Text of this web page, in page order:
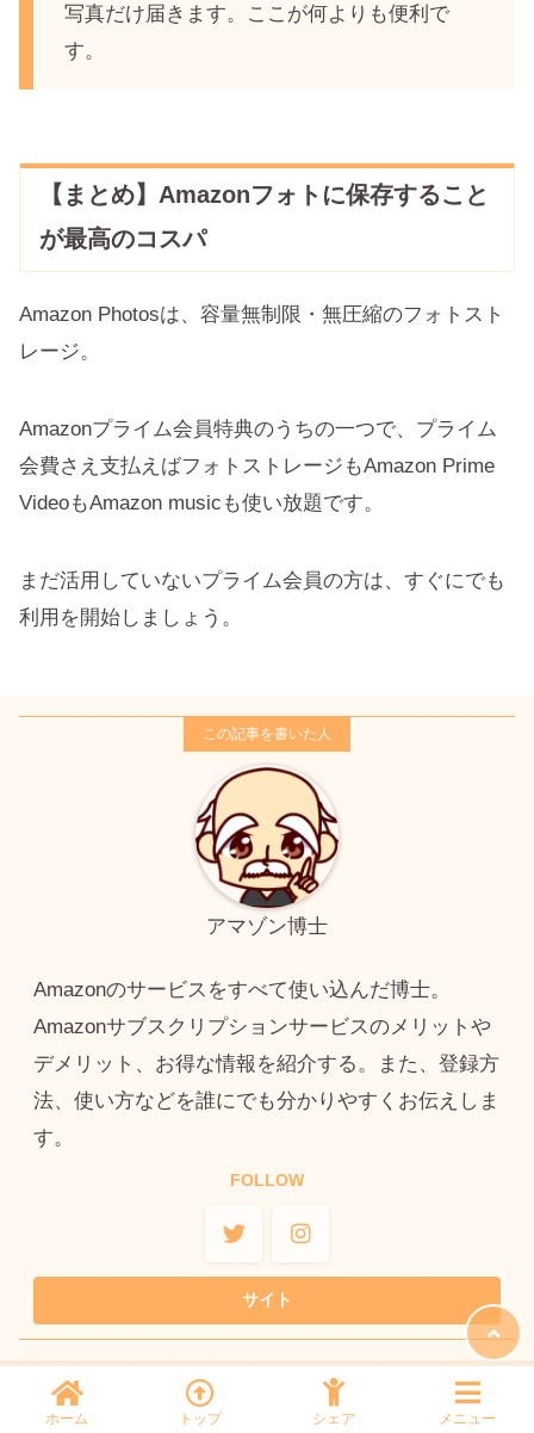
写真だけ届きます。ここが何よりも便利で
す。
【まとめ】Amazonフォトに保存すること
が最高のコスパ
Amazon Photosは、容量無制限・無圧縮のフォトスト
レージ。
Amazonプライム会員特典のうちの一つで、プライム
会費さえ支払えばフォトストレージもAmazon Prime
VideoもAmazon musicも使い放題です。
まだ活用していないプライム会員の方は、すぐにでも
利用を開始しましょう。
アマゾン博士
Amazonのサービスをすべて使い込んだ博士。
Amazonサブスクリプションサービスのメリットや
デメリット、お得な情報を紹介する。また、登録方
法、使い方などを誰にでも分かりやすくお伝えしま
す。
FOLLOW
B!
ホーム トップ シェア メニュー